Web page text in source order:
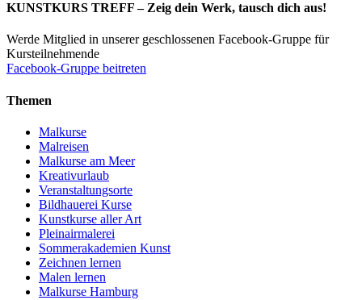
KUNSTKURS TREFF – Zeig dein Werk, tausch dich aus!
Werde Mitglied in unserer geschlossenen Facebook-Gruppe für
Kursteilnehmende
Facebook-Gruppe beitreten
Themen
Malkurse
Malreisen
Malkurse am Meer
Kreativurlaub
Veranstaltungsorte
Bildhauerei Kurse
Kunstkurse aller Art
Pleinairmalerei
Sommerakademien Kunst
Zeichnen lernen
Malen lernen
Malkurse Hamburg